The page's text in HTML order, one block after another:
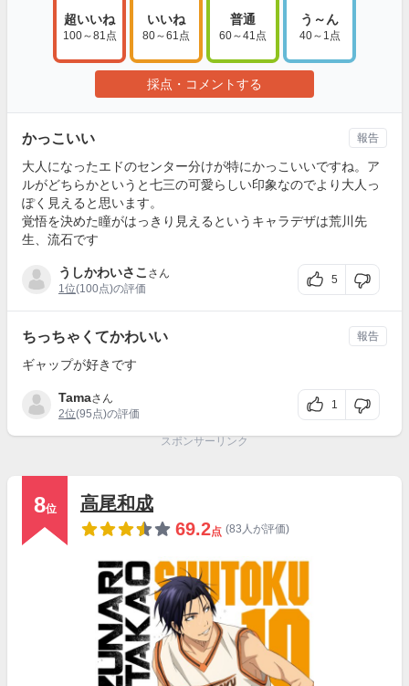
超いいね
100～81点
いいね
80～61点
普通
60～41点
う～ん
40～1点
採点・コメントする
かっこいい
大人になったエドのセンター分けが特にかっこいいですね。ア
ルがどちらかというと七三の可愛らしい印象なのでより大人っ
ぽく見えると思います。
覚悟を決めた瞳がはっきり見えるというキャラデザは荒川先
生、流石です
うしかわいさこ さん
1位(100点)の評価
5
報告
ちっちゃくてかわいい
ギャップが好きです
Tamaさん
2位(95点)の評価
1
報告
スポンサーリンク
8位
高尾和成
69.2点 (83人が評価)